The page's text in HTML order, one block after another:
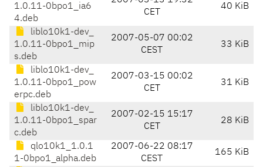
1.0.11-0bpo1_ia6
4.deb
CET
40 KiB
liblo10k1-dev_
1.0.11-0bpo1_mip
s.deb
2007-05-07 00:02
CEST
33 KiB
liblo10k1-dev_
1.0.11-0bpo1_pow
erpc.deb
2007-03-15 00:02
CET
31 KiB
liblo10k1-dev_
1.0.11-0bpo1_spar
c.deb
2007-02-15 15:17
CET
28 KiB
qlo10k1_1.0.1
1-0bpo1_alpha.deb
2007-06-22 08:17
CEST
165 KiB